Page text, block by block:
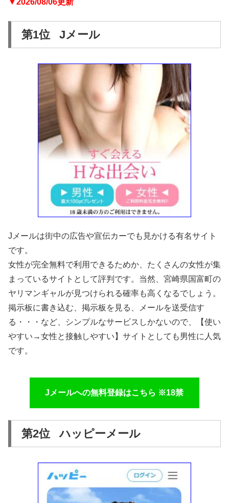
▼2026/08/06更新
第1位 Jメール
Jメールは街中の広告や宣伝カーでも見かける有名サイト
です。
女性が完全無料で利用できるためか、たくさんの女性が集
まっているサイトとして評判です。当然、宮崎県国富町の
ヤリマンギャルが見つけられる確率も高くなるでしょう。
掲示板に書き込む、掲示板を見る、メールを送受信す
る・・・など、シンプルなサービスしかないので、【使い
やすい→女性と接触しやすい】サイトとしても男性に人気
です。
Jメールへの無料登録はこちら ※18禁
第2位 ハッピーメール